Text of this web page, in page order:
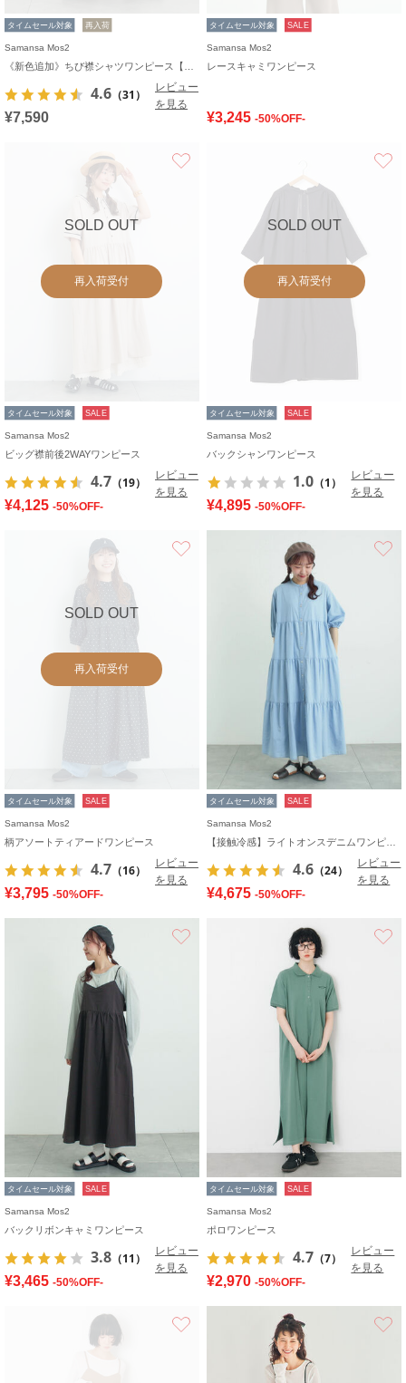
タイムセール対象 再入荷
Samansa Mos2
4.6 （31）
レビュー
を見る
¥7,590
タイムセール対象 SALE
Samansa Mos2
レースキャミワンピース
¥3,245 -50%OFF-
SOLD OUT
再入荷受付
タイムセール対象 SALE
Samansa Mos2
ビッグ襟前後2WAYワンピース
4.7 （19）
レビュー
を見る
¥4,125 -50%OFF-
SOLD OUT
再入荷受付
タイムセール対象 SALE
Samansa Mos2
バックシャンワンピース
1.0 （1）
レビュー
を見る
¥4,895 -50%OFF-
SOLD OUT
再入荷受付
タイムセール対象 SALE
Samansa Mos2
柄アソートティアードワンピース
4.7 （16）
レビュー
を見る
¥3,795 -50%OFF-
タイムセール対象 SALE
Samansa Mos2
4.6 （24）
レビュー
を見る
¥4,675 -50%OFF-
タイムセール対象 SALE
Samansa Mos2
バックリボンキャミワンピース
3.8 （11）
レビュー
を見る
¥3,465 -50%OFF-
タイムセール対象 SALE
Samansa Mos2
ポロワンピース
4.7 （7）
レビュー
を見る
¥2,970 -50%OFF-